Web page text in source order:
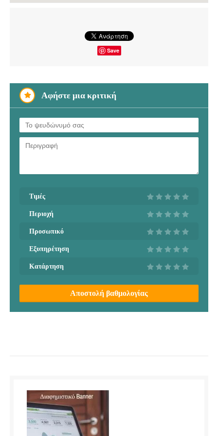
Save
Αφήστε μια κριτική
Τιμές
Περιοχή
Προσωπικό
Εξυπηρέτηση
Κατάρτηση
Αποστολή βαθμολογίας